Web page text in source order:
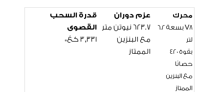
محرك
V8 بسعة 6.2
لتر
بقوة 420
حصانًا
مع البنزين
الممتاز
عزم دوران
623.7 نيوتن متر
مع البنزين
الممتاز
قدرة السحب
القصوى
3,331 كغ*